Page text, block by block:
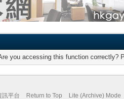
you accessing this function correctly?
訊平台 Return to Top Lite (Archive) Mode